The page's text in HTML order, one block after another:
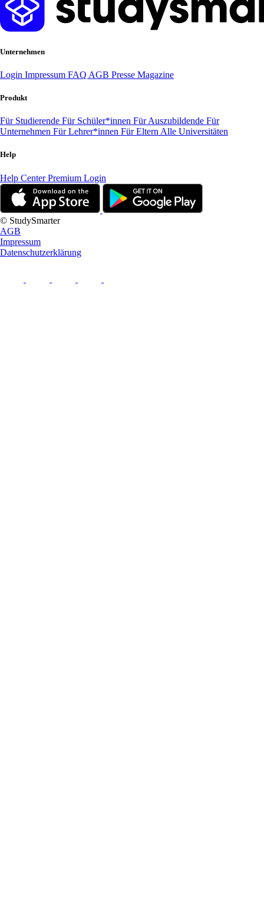
Unternehmen
Login Impressum FAQ AGB Presse Magazine
Produkt
Für Studierende Für Schüler*innen Für Auszubildende Für
Unternehmen Für Lehrer*innen Für Eltern Alle Universitäten
Help
Help CenterPremium Login
© StudySmarter
AGB
Impressum
Datenschutzerklärung